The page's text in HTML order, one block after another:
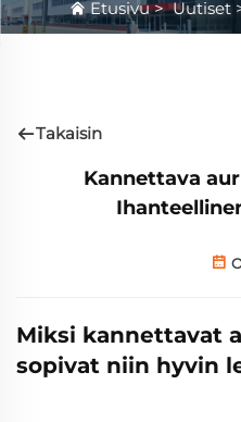
Etusivu>Uutiset
Takaisin
Kannettava
Miksi kannettavat
sopivat niin hyvin